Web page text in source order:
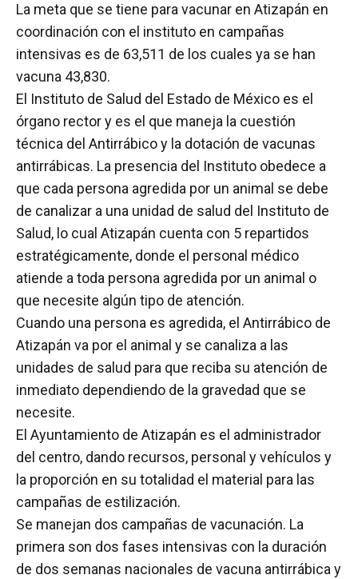
La meta que se tiene para vacunar en Atizapán en
coordinación con el instituto en campañas
intensivas es de 63,511 de los cuales ya se han
vacuna 43,830.
El Instituto de Salud del Estado de México es el
órgano rector y es el que maneja la cuestión
técnica del Antirrábico y la dotación de vacunas
antirrábicas. La presencia del Instituto obedece a
que cada persona agredida por un animal se debe
de canalizar a una unidad de salud del Instituto de
Salud, lo cual Atizapán cuenta con 5 repartidos
estratégicamente, donde el personal médico
atiende a toda persona agredida por un animal o
que necesite algún tipo de atención.
Cuando una persona es agredida, el Antirrábico de
Atizapán va por el animal y se canaliza a las
unidades de salud para que reciba su atención de
inmediato dependiendo de la gravedad que se
necesite.
El Ayuntamiento de Atizapán es el administrador
del centro, dando recursos, personal y vehículos y
la proporción en su totalidad el material para las
campañas de estilización.
Se manejan dos campañas de vacunación. La
primera son dos fases intensivas con la duración
de dos semanas nacionales de vacuna antirrábica y